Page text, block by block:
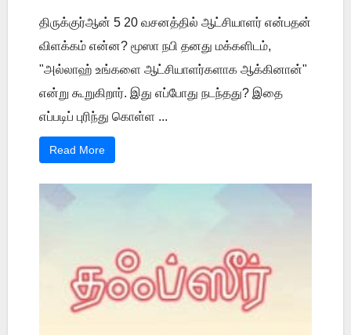
திருக்குர்ஆன் 5 20 வசனத்தில் ஆட்சியாளர் என்பதன்
விளக்கம் என்ன? மூஸா நபி தனது மக்களிடம்,
"அல்லாஹ் உங்களை ஆட்சியாளர்களாக ஆக்கினான்"
என்று கூறுகிறார். இது எப்போது நடந்தது? இதை
எப்படிப் புரிந்து கொள்ள ...
Read More